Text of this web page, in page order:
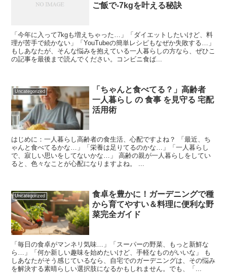
ご飯で-7kgを叶える秘訣
「今年に入って7kgも増えちゃった…」「ダイエットしたいけど、料
理が苦手で続かない」「YouTubeの簡単レシピもなぜか失敗する…」
もしあなたが、そんな悩みを抱えている一人暮らしの方なら、ぜひこ
の記事を最後まで読んでください。コンビニ食ば...
Uncategorized
「ちゃんと食べてる？」高齢者
一人暮らし の 食事 を見守る 宅配
活用術
はじめに：一人暮らし高齢者の食生活、心配ですよね？ 「最近、ち
ゃんと食べてるかな…」「栄養は足りてるのかな…」「一人暮らし
で、寂しい思いをしてないかな…」 高齢の親が一人暮らしをしてい
ると、色々なことが心配になりますよね。 ...
Uncategorized
食卓を豊かに！ガーデニングで種
から育てやすい＆料理に便利な野
菜完全ガイド
「毎日の食卓がマンネリ気味…」「スーパーの野菜、もっと新鮮な
ら…」「何か新しい趣味を始めたいけど、手軽なものがいいな」 も
しあなたがそう感じているなら、自宅でのガーデニングは、その悩み
を解決する素晴らしい選択肢になるかもしれません。でも、「...